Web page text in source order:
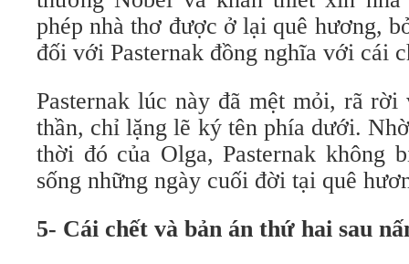
phép nhà thơ được ở lại quê hương,
đối với Pasternak đồng nghĩa với cái
Pasternak lúc này đã mệt mỏi, rã
thần, chỉ lặng lẽ ký tên phía dưới.
thời đó của Olga, Pasternak không
sống những ngày cuối đời tại quê
5- Cái chết và bản án thứ hai sau